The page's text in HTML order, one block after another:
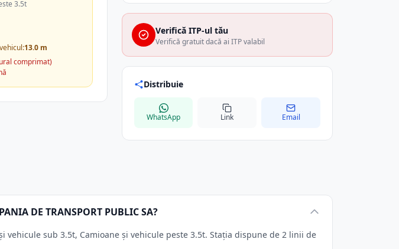
3.5t
13.0 m
comprimat)
Verifică ITP-ul tău
Verifică gratuit dacă ai ITP valabil
Distribuie
WhatsApp Link Email
DE TRANSPORT PUBLIC SA?
vehicule sub 3.5t, Camioane și vehicule peste 3.5t. Stația dispune de 2 linii de